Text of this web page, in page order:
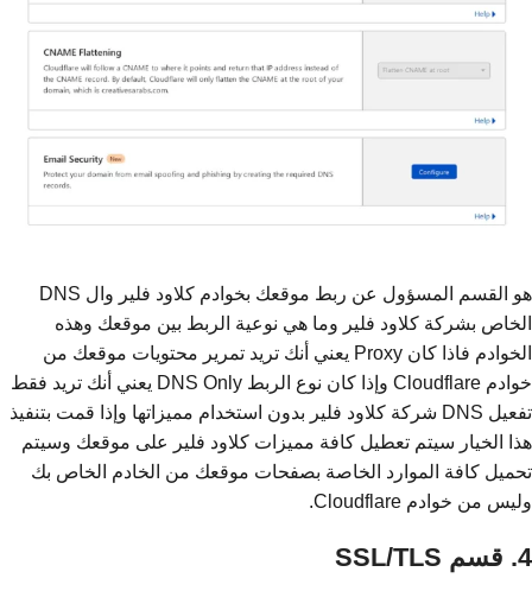
هو القسم المسؤول عن ربط موقعك بخوادم كلاود فلير وال DNS
الخاص بشركة كلاود فلير وما هي نوعية الربط بين موقعك وهذه
الخوادم فاذا كان Proxy يعني أنك تريد تمرير محتويات موقعك من
خوادم Cloudflare وإذا كان نوع الربط DNS Only يعني أنك تريد فقط
تفعيل DNS شركة كلاود فلير بدون استخدام مميزاتها وإذا قمت بتنفيذ
هذا الخيار سيتم تعطيل كافة مميزات كلاود فلير على موقعك وسيتم
تحميل كافة الموارد الخاصة بصفحات موقعك من الخادم الخاص بك
وليس من خوادم Cloudflare.
4. قسم SSL/TLS